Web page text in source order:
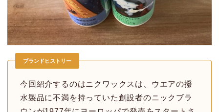
ブランドヒストリー
今回紹介するのはニクワックスは、ウエアの撥
水製品に不満を持っていた創設者のニックブラ